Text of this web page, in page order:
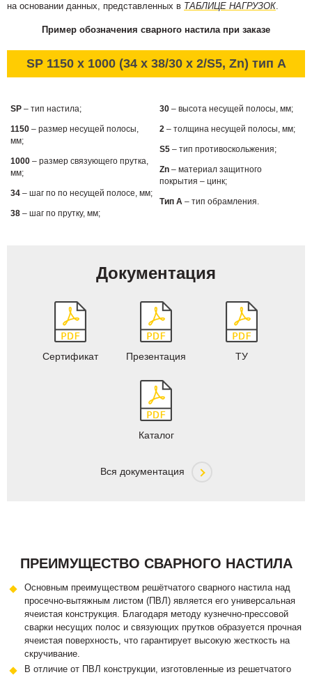
на основании данных, представленных в ТАБЛИЦЕ НАГРУЗОК.
Пример обозначения сварного настила при заказе
SP 1150 x 1000 (34 x 38/30 x 2/S5, Zn) тип А
SP – тип настила;
1150 – размер несущей полосы,
мм;
1000 – размер связующего прутка,
мм;
34 – шаг по по несущей полосе, мм;
38 – шаг по прутку, мм;
30 – высота несущей полосы, мм;
2 – толщина несущей полосы, мм;
S5 – тип противоскольжения;
Zn – материал защитного
покрытия – цинк;
Тип А – тип обрамления.
Документация
Сертификат Презентация ТУ
Каталог
Вся документация
ПРЕИМУЩЕСТВО СВАРНОГО НАСТИЛА
Основным преимуществом решётчатого сварного настила над
просечно-вытяжным листом (ПВЛ) является его универсальная
ячеистая конструкция. Благодаря методу кузнечно-прессовой
сварки несущих полос и связующих прутков образуется прочная
ячеистая поверхность, что гарантирует высокую жесткость на
скручивание.
В отличие от ПВЛ конструкции, изготовленные из решетчатого